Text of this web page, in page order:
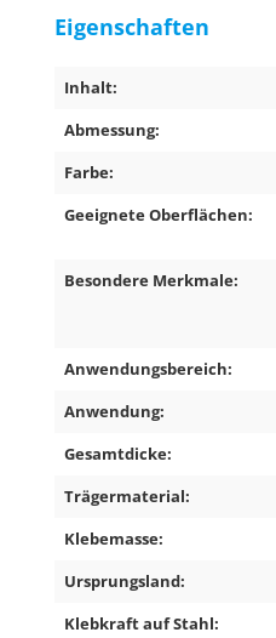
Eigenschaften
Inhalt:
Abmessung:
Farbe:
Geeignete Oberflächen:
Besondere Merkmale:
Anwendungsbereich:
Anwendung:
Gesamtdicke:
Trägermaterial:
Klebemasse:
Ursprungsland:
Klebkraft auf Stahl: